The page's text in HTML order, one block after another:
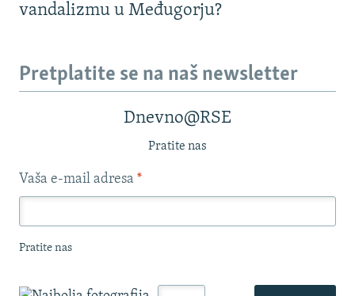
vandalizmu u Međugorju?
Pretplatite se na naš newsletter
Dnevno@RSE
Pratite nas
Vaša e-mail adresa *
Pratite nas